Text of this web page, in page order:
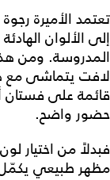
تعتمد الأميرة
إلى الألوان
المدروسة. ومن
لافت يتماشى مع
قائمة على فستان
حضور واضح.
فبدلاً من اختيار
مظهر طبيعي